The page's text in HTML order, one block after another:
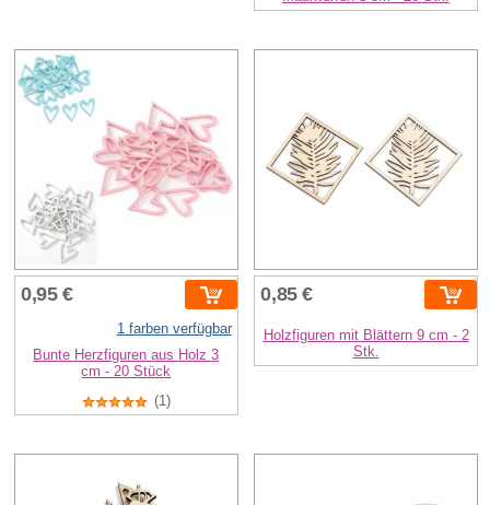
0,95 €
1 farben verfügbar
Bunte Herzfiguren aus Holz 3
cm - 20 Stück
(1)
0,85 €
Holzfiguren mit Blättern 9 cm - 2
Stk.